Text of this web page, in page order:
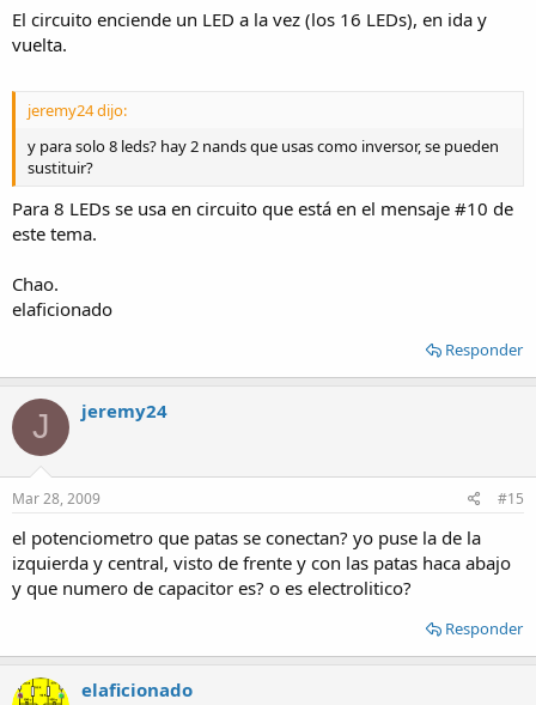
El circuito enciende un LED a la vez (los 16 LEDs), en ida y
vuelta.
jeremy24 dijo:
y para solo 8 leds? hay 2 nands que usas como inversor, se pueden
sustituir?
Para 8 LEDs se usa en circuito que está en el mensaje #10 de
este tema.
Chao.
elaficionado
Responder
J jeremy24
Mar 28, 2009 #15
el potenciometro que patas se conectan? yo puse la de la
izquierda y central, visto de frente y con las patas haca abajo
y que numero de capacitor es? o es electrolitico?
Responder
elaficionado